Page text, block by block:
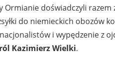
Ormianie doświadczyli
do niemieckich obozów
i wypędzenie z
Kazimierz Wielki.